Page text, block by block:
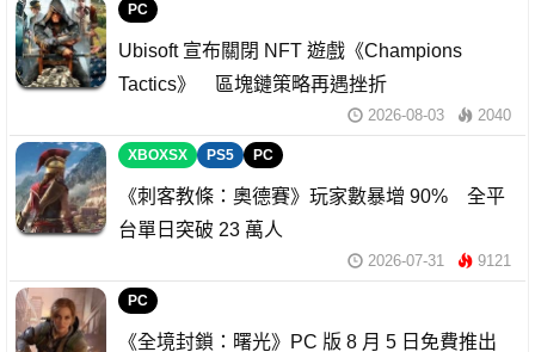
PC
Ubisoft 宣布關閉 NFT 遊戲《Champions
Tactics》 區塊鏈策略再遇挫折
2026-08-03 2040
XBOXSX PS5 PC
《刺客教條：奧德賽》玩家數暴增 90% 全平
台單日突破 23 萬人
2026-07-31 9121
PC
《全境封鎖：曙光》PC 版 8 月 5 日免費推出